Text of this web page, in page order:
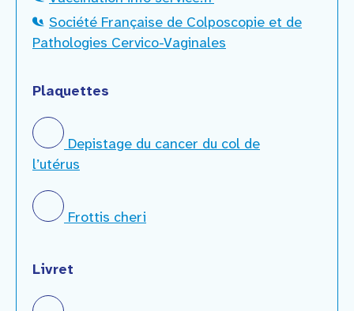
Société Française de Colposcopie et de
Pathologies Cervico-Vaginales
Plaquettes
Depistage du cancer du col de
l’utérus
Frottis cheri
Livret